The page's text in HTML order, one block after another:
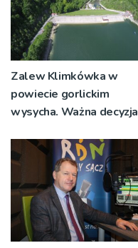
Zalew Klimkówka w
powiecie gorlickim
wysycha. Ważna decyzja